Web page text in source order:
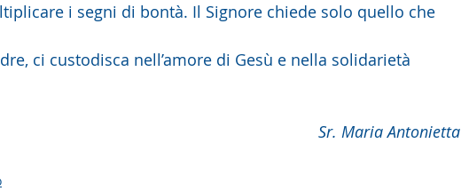
i segni di bontà. Il Signore chiede solo quello che
ci custodisca nell’amore di Gesù e nella solidarietà
Sr. Maria Antonietta